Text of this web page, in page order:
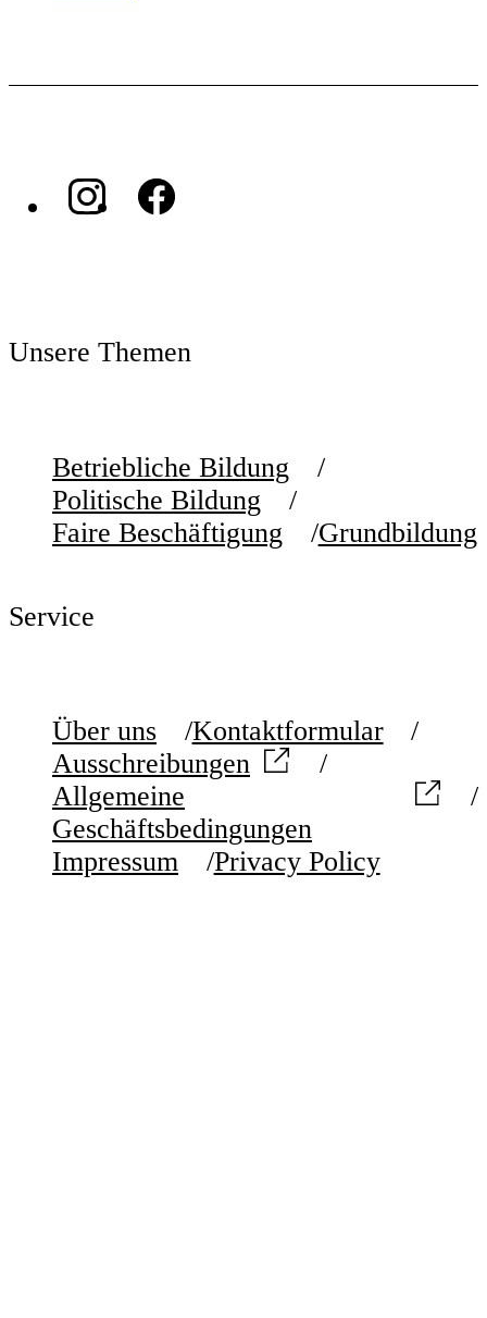
Unsere Themen
Betriebliche Bildung
Politische Bildung
Faire Beschäftigung
Grundbildung
Service
Über uns
Kontaktformular
Ausschreibungen
Allgemeine
Geschäftsbedingungen
Impressum
Privacy Policy